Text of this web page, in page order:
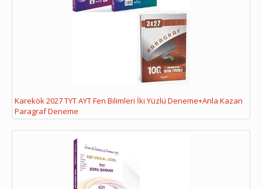
Karekök 2027 TYT AYT Fen Bilimleri İki Yüzlü Deneme+Anla Kazan
Paragraf Deneme